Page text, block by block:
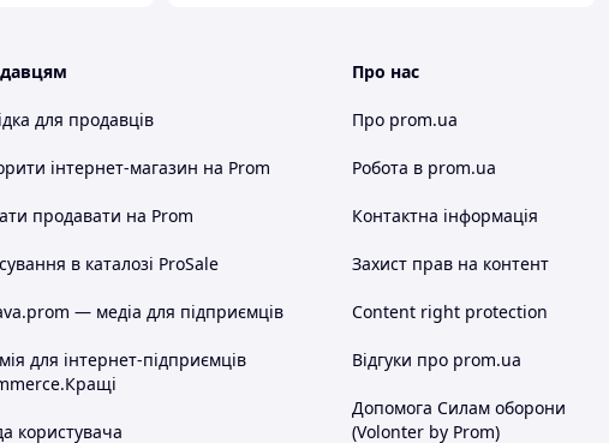
для продавців
інтернет-магазин на Prom
продавати на Prom
в каталозі ProSale
— медіа для підприємців
для інтернет-підприємців
користувача
Про нас
Про prom.ua
Робота в prom.ua
Контактна інформація
Захист прав на контент
Content right protection
Відгуки про prom.ua
Допомога Силам оборони
(Volonter by Prom)